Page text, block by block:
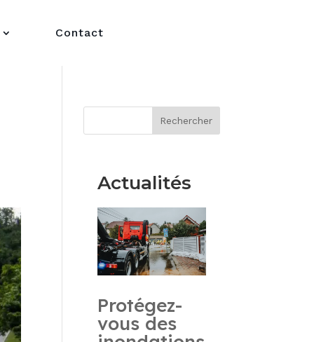
Contact
Rechercher
Actualités
Protégez-
vous des